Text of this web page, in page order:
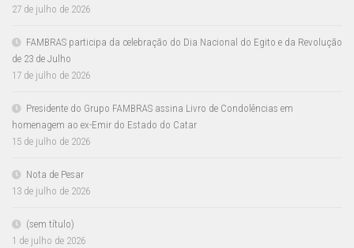
27 de julho de 2026
FAMBRAS participa da celebração do Dia Nacional do Egito e da Revolução
de 23 de Julho
17 de julho de 2026
Presidente do Grupo FAMBRAS assina Livro de Condolências em
homenagem ao ex-Emir do Estado do Catar
15 de julho de 2026
Nota de Pesar
13 de julho de 2026
(sem título)
1 de julho de 2026